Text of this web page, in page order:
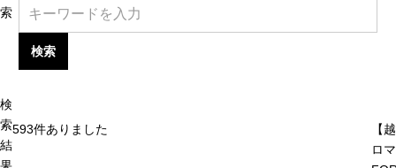
索
検索
検
索
結
593件ありました
【
ロ